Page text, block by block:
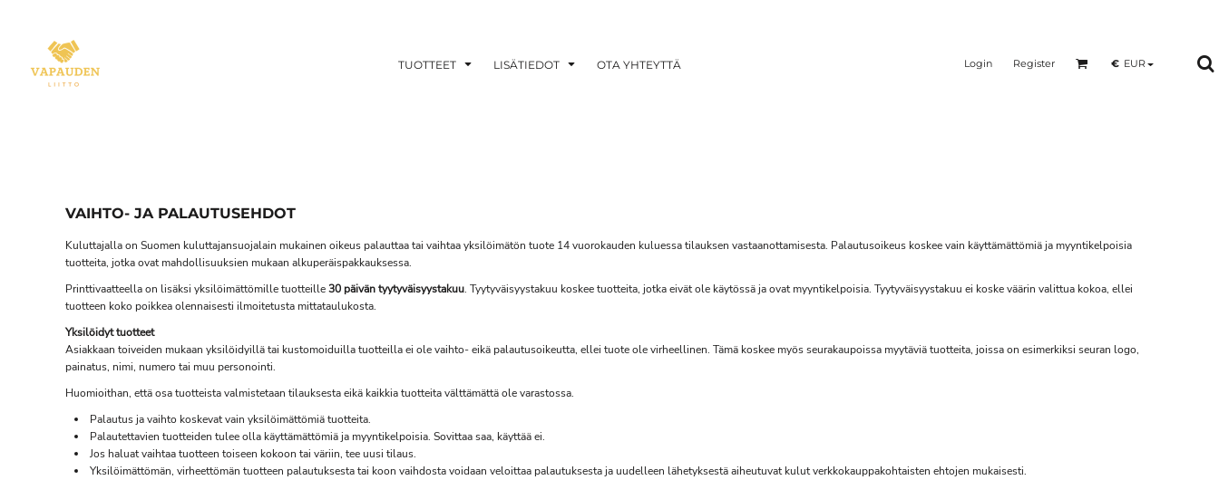
TUOTTEET LISÄTIEDOT OTA YHTEYTTÄ Login Register € EUR
VAIHTO- JA PALAUTUSEHDOT
Kuluttajalla on Suomen kuluttajansuojalain mukainen oikeus palauttaa tai vaihtaa yksilöimätön tuote 14 vuorokauden kuluessa tilauksen vastaanottamisesta. Palautusoikeus koskee vain käyttämättömiä ja myyntikelpoisia
tuotteita, jotka ovat mahdollisuuksien mukaan alkuperäispakkauksessa.
Printtivaatteella on lisäksi yksilöimättömille tuotteille30 päivän tyytyväisyystakuu. Tyytyväisyystakuu koskee tuotteita, jotka eivät ole käytössä ja ovat myyntikelpoisia. Tyytyväisyystakuu ei koske väärin valittua kokoa, ellei
tuotteen koko poikkea olennaisesti ilmoitetusta mittataulukosta.
Yksilöidyt tuotteet
Asiakkaan toiveiden mukaan yksilöidyillä tai kustomoiduilla tuotteilla ei ole vaihto- eikä palautusoikeutta, ellei tuote ole virheellinen. Tämä koskee myös seurakaupoissa myytäviä tuotteita, joissa on esimerkiksi seuran logo,
painatus, nimi, numero tai muu personointi.
Huomioithan, että osa tuotteista valmistetaan tilauksesta eikä kaikkia tuotteita välttämättä ole varastossa.
Palautus ja vaihto koskevat vain yksilöimättömiä tuotteita.
Palautettavien tuotteiden tulee olla käyttämättömiä ja myyntikelpoisia. Sovittaa saa, käyttää ei.
Jos haluat vaihtaa tuotteen toiseen kokoon tai väriin, tee uusi tilaus.
Yksilöimättömän, virheettömän tuotteen palautuksesta tai koon vaihdosta voidaan veloittaa palautuksesta ja uudelleen lähetyksestä aiheutuvat kulut verkkokauppakohtaisten ehtojen mukaisesti.
TUOTTEET
LISÄTIEDOT
LISÄTIEDOT
CURRENCY: € EUR
TOIMITUSEHDOT